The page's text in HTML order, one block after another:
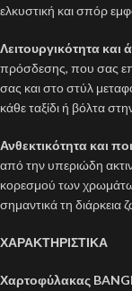
ελκυστική και σπόρ
Λειτουργικότητα και
πρόσδεσης, που σας
σας και στο στύλ
κάθε ταξίδι ή βόλτα
Ανθεκτικότητα και
από την υπεριώδη
κορεσμού των
σημαντικά τη διάρκεια
ΧΑΡΑΚΤΗΡΙΣΤΙΚΑ
Χαρτοφύλακας